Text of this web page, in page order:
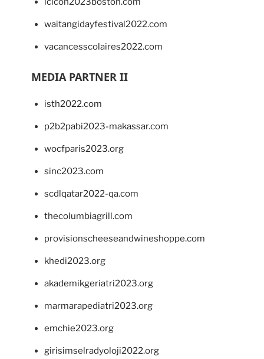
waitangidayfestival2022.com
vacancesscolaires2022.com
MEDIA PARTNER II
isth2022.com
p2b2pabi2023-makassar.com
wocfparis2023.org
sinc2023.com
scdlqatar2022-qa.com
thecolumbiagrill.com
provisionscheeseandwineshoppe.com
khedi2023.org
akademikgeriatri2023.org
marmarapediatri2023.org
emchie2023.org
girisimselradyoloji2022.org